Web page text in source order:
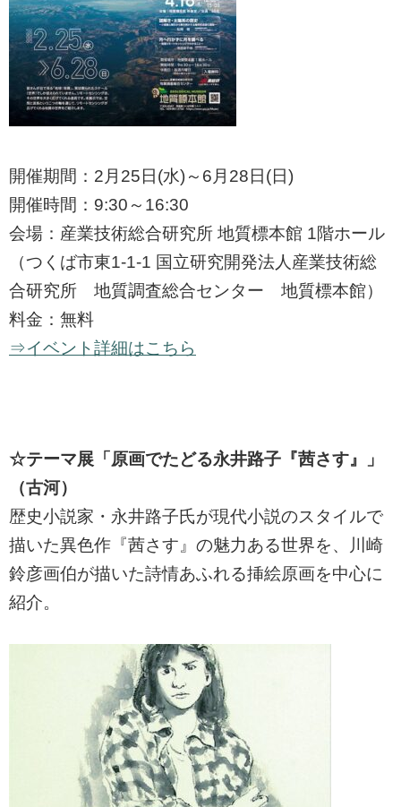
開催期間：2月25日(水)～6月28日(日)
開催時間：9:30～16:30
会場：産業技術総合研究所 地質標本館 1階ホール
（つくば市東1-1-1 国立研究開発法人産業技術総
合研究所 地質調査総合センター 地質標本館）
料金：無料
⇒イベント詳細はこちら
☆テーマ展「原画でたどる永井路子『茜さす』」
（古河）
歴史小説家・永井路子氏が現代小説のスタイルで
描いた異色作『茜さす』の魅力ある世界を、川崎
鈴彦画伯が描いた詩情あふれる挿絵原画を中心に
紹介。